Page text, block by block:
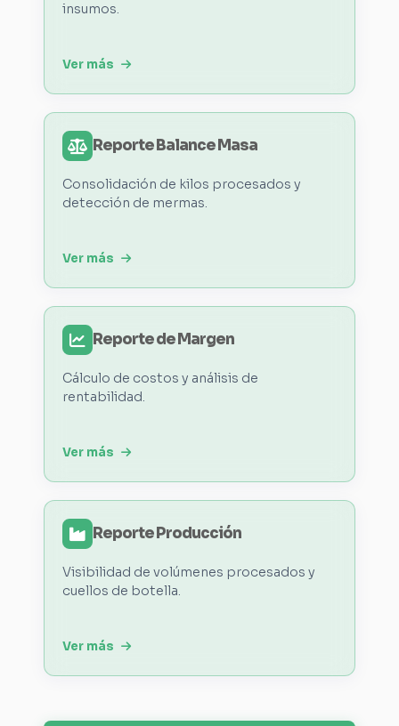
insumos.
Ver más
Reporte Balance Masa
Consolidación de kilos procesados y
detección de mermas.
Ver más
Reporte de Margen
Cálculo de costos y análisis de
rentabilidad.
Ver más
Reporte Producción
Visibilidad de volúmenes procesados y
cuellos de botella.
Ver más